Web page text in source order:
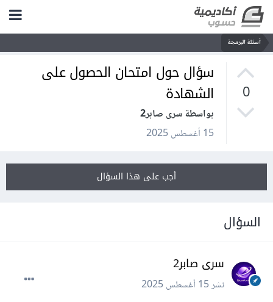
أسئلة البرمجة
0
سؤال حول امتحان الحصول على
الشهادة
بواسطة سرى صابر2
15 أغسطس 2025
أجب على هذا السؤال
السؤال
سرى صابر2
نشر15 أغسطس 2025